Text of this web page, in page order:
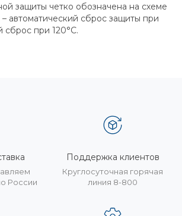
защиты четко обозначена на схеме
автоматический сброс защиты при
сброс при 120°C.
России
Поддержка клиентов
Круглосуточная горячая
линия 8-800